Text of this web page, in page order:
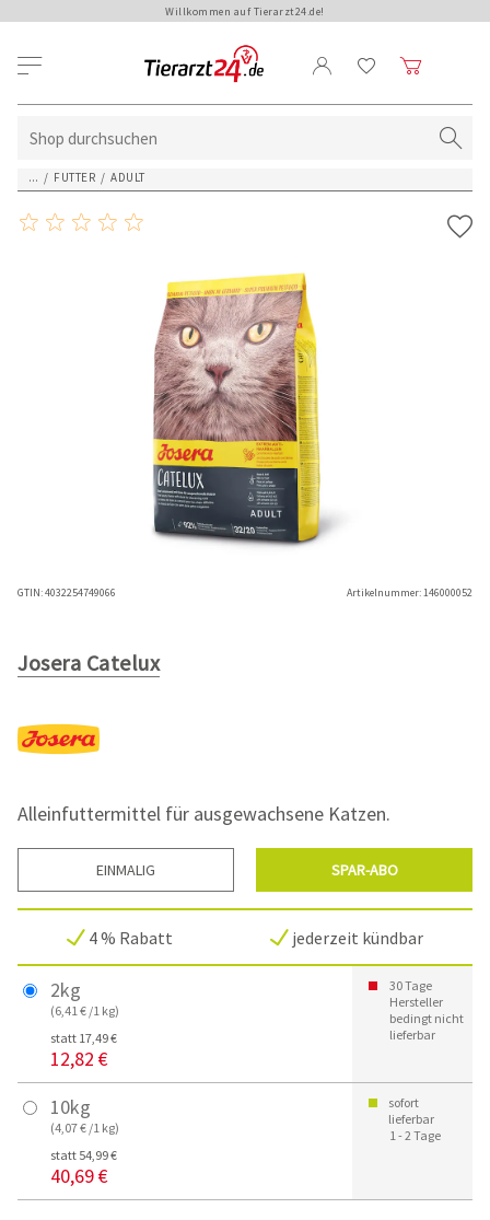
Willkommen auf Tierarzt24.de!
... / FUTTER / ADULT
GTIN:4032254749066 Artikelnummer:146000052
Josera Catelux
Alleinfuttermittel für ausgewachsene Katzen.
EINMALIG SPAR-ABO
4 % Rabatt jederzeit kündbar
2kg
(6,41 € /1 kg)
statt 17,49 €
12,82 €
30 Tage
Hersteller
bedingt nicht
lieferbar
10kg
(4,07 € /1 kg)
statt 54,99 €
40,69 €
sofort
lieferbar
1 - 2 Tage